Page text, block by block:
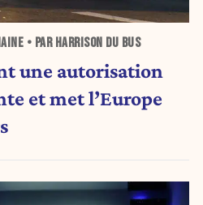
• PAR HARRISON DU BUS
une autorisation
et met l’Europe